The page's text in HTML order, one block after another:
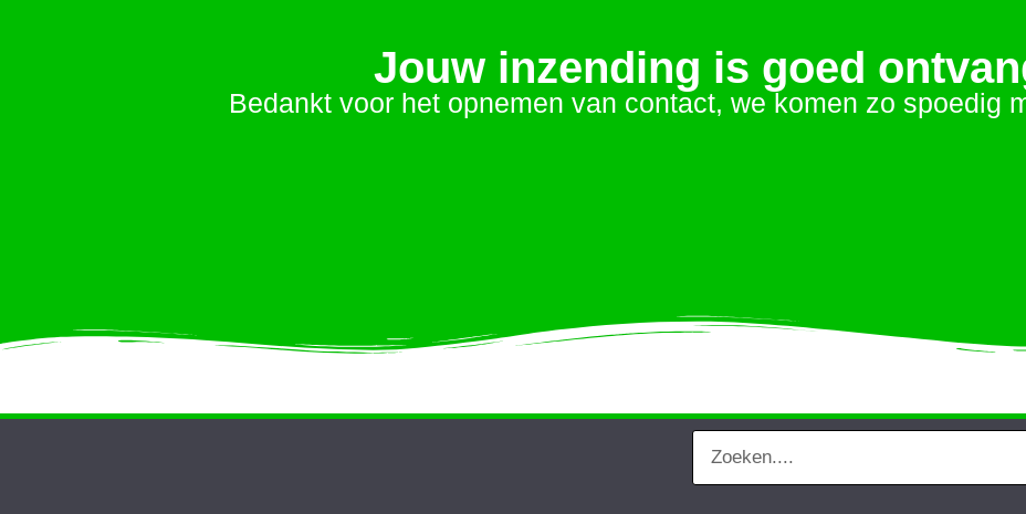
Jouw inzending is goed
Bedankt voor het opnemen van contact, we komen zo spoedig